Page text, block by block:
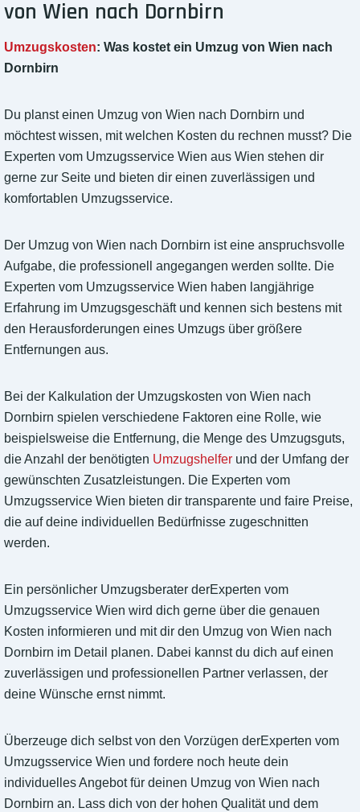
von Wien nach Dornbirn
Umzugskosten: Was kostet ein Umzug von Wien nach
Dornbirn
Du planst einen Umzug von Wien nach Dornbirn und
möchtest wissen, mit welchen Kosten du rechnen musst? Die
Experten vom Umzugsservice Wien aus Wien stehen dir
gerne zur Seite und bieten dir einen zuverlässigen und
komfortablen Umzugsservice.
Der Umzug von Wien nach Dornbirn ist eine anspruchsvolle
Aufgabe, die professionell angegangen werden sollte. Die
Experten vom Umzugsservice Wien haben langjährige
Erfahrung im Umzugsgeschäft und kennen sich bestens mit
den Herausforderungen eines Umzugs über größere
Entfernungen aus.
Bei der Kalkulation der Umzugskosten von Wien nach
Dornbirn spielen verschiedene Faktoren eine Rolle, wie
beispielsweise die Entfernung, die Menge des Umzugsguts,
die Anzahl der benötigten Umzugshelfer und der Umfang der
gewünschten Zusatzleistungen. Die Experten vom
Umzugsservice Wien bieten dir transparente und faire Preise,
die auf deine individuellen Bedürfnisse zugeschnitten
werden.
Ein persönlicher Umzugsberater derExperten vom
Umzugsservice Wien wird dich gerne über die genauen
Kosten informieren und mit dir den Umzug von Wien nach
Dornbirn im Detail planen. Dabei kannst du dich auf einen
zuverlässigen und professionellen Partner verlassen, der
deine Wünsche ernst nimmt.
Überzeuge dich selbst von den Vorzügen derExperten vom
Umzugsservice Wien und fordere noch heute dein
individuelles Angebot für deinen Umzug von Wien nach
Dornbirn an. Lass dich von der hohen Qualität und dem